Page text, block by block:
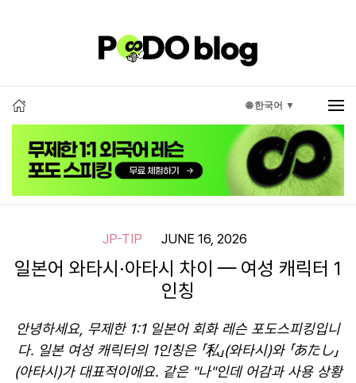
🌐 한국어 ▼
JP-TIP JUNE 16, 2026
일본어 와타시·아타시 차이 — 여성 캐릭터 1
인칭
안녕하세요, 무제한 1:1 일본어 회화 레슨 포도스피킹입니
다. 일본 여성 캐릭터의 1인칭은 「私」(와타시)와 「あたし」
(아타시)가 대표적이에요. 같은 "나"인데 어감과 사용 상황